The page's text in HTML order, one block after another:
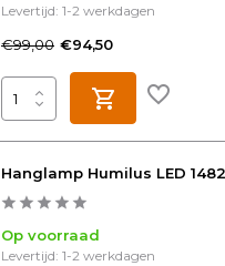
Levertijd: 1-2 werkdagen
€99,00 €94,50
Hanglamp Humilus LED
Op voorraad
Levertijd: 1-2 werkdagen